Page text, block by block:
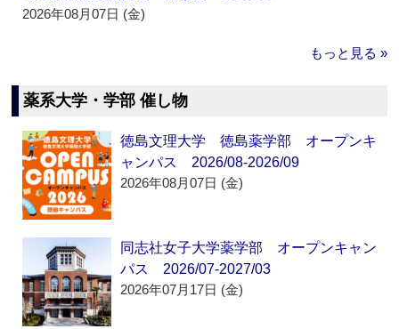
2026年08月07日 (金)
もっと見る »
薬系大学・学部 催し物
徳島文理大学 徳島薬学部 オープンキ
ャンパス 2026/08-2026/09
2026年08月07日 (金)
同志社女子大学薬学部 オープンキャン
パス 2026/07-2027/03
2026年07月17日 (金)